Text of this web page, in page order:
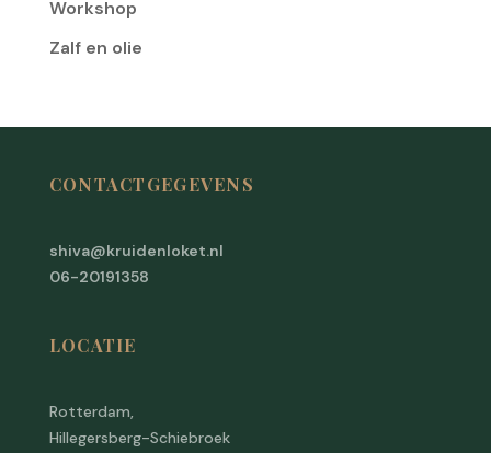
Workshop
Zalf en olie
CONTACTGEGEVENS
shiva@kruidenloket.nl
06-20191358
LOCATIE
Rotterdam,
Hillegersberg-Schiebroek